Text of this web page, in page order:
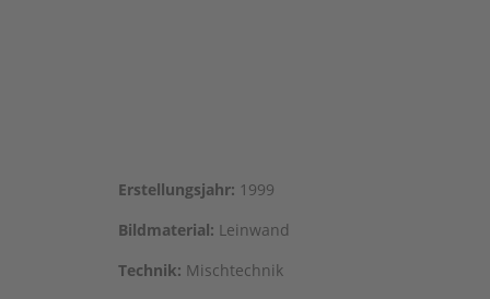
Erstel­lungs­jahr: 1999
Bild­ma­te­ri­al: Leinwand
Tech­nik: Mischtechnik